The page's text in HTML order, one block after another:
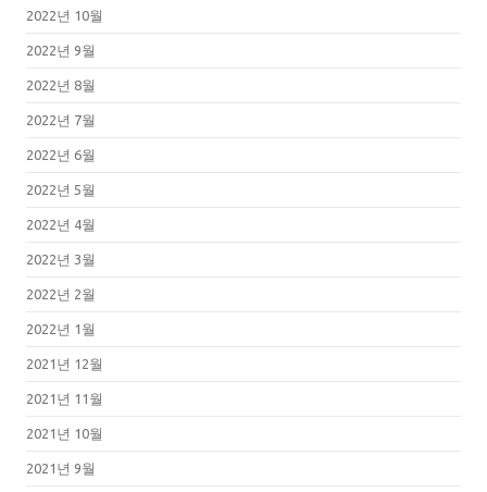
2022년 10월
2022년 9월
2022년 8월
2022년 7월
2022년 6월
2022년 5월
2022년 4월
2022년 3월
2022년 2월
2022년 1월
2021년 12월
2021년 11월
2021년 10월
2021년 9월